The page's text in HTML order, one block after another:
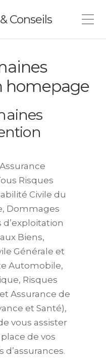
Conseils
homepage
Risques
Civile du
Dommages
d’exploitation
Biens,
Générale et
Automobile,
Risques
Assurance de
et Santé),
vous assister
de vos
d’assurances.